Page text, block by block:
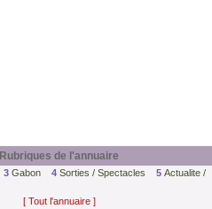
Rubriques de l'annuaire
3 Gabon 4 Sorties / Spectacles 5 Actualite /
[ Tout l'annuaire ]